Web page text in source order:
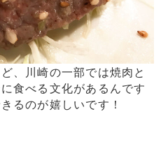
、川崎の一部では焼肉と
食べる文化があるんです
るのが嬉しいです！